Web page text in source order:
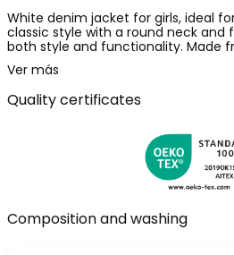
White denim jacket for girls, ideal
classic style with a round neck
both style and functionality. Made
durable and comfortable. Designed
to 14 years old. Perfect for pairing
trousers, adding a casual and
versatility makes it an essential
Ver más
Quality certificates
Composition and washing